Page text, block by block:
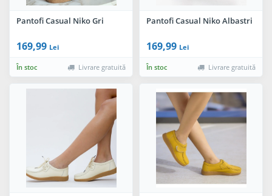
Pantofi Casual Niko Gri
169,99 Lei
În stoc Livrare gratuită
Pantofi Casual Niko Albastri
169,99 Lei
În stoc Livrare gratuită